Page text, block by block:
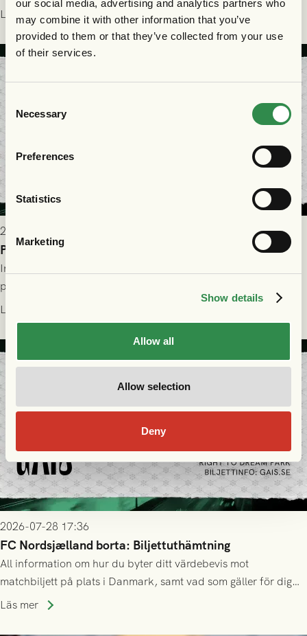
our social media, advertising and analytics partners who
may combine it with other information that you’ve
provided to them or that they’ve collected from your use
of their services.
Selection
Necessary
Preferences
Statistics
Marketing
Show details
Allow all
Allow selection
Deny
Park! Fredrik Holmberg och ledarstaben har tagit ut följande
trupp till matchen:
Läs mer
2026-07-29 9:15
Publikinformation: FC Nordsjælland - GAIS 30/7
Information för dig som ska se FC Nordsjælland - GAIS på
plats på Right to Dream Park torsdagen den 30/7 kl. 19.00.
Läs mer
2026-07-28 17:36
FC Nordsjælland borta: Biljettuthämtning
All information om hur du byter ditt värdebevis mot
matchbiljett på plats i Danmark, samt vad som gäller för dig
som står på reservlista eller fått förhinder.
Läs mer